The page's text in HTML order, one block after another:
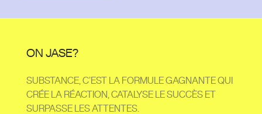
ON JASE?
SUBSTANCE, C’EST LA FORMULE GAGNANTE QUI
CRÉE LA RÉACTION, CATALYSE LE SUCCÈS ET
SURPASSE LES ATTENTES.